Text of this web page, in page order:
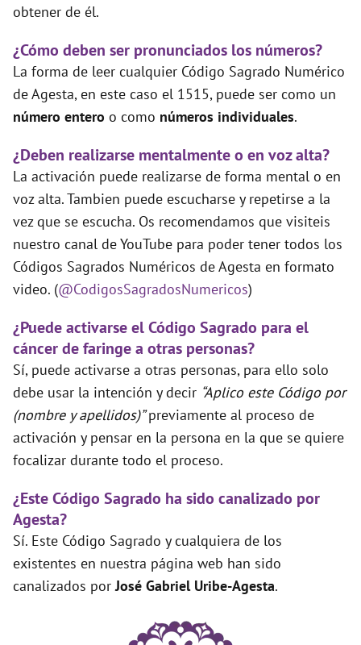
obtener de él.
¿Cómo deben ser pronunciados los números?
La forma de leer cualquier Código Sagrado Numérico
de Agesta, en este caso el 1515, puede ser como un
número entero o como números individuales.
¿Deben realizarse mentalmente o en voz alta?
La activación puede realizarse de forma mental o en
voz alta. Tambien puede escucharse y repetirse a la
vez que se escucha. Os recomendamos que visiteis
nuestro canal de YouTube para poder tener todos los
Códigos Sagrados Numéricos de Agesta en formato
video. (@CodigosSagradosNumericos)
¿Puede activarse el Código Sagrado para el
cáncer de faringe a otras personas?
Sí, puede activarse a otras personas, para ello solo
debe usar la intención y decir “Aplico este Código por
(nombre y apellidos)”previamente al proceso de
activación y pensar en la persona en la que se quiere
focalizar durante todo el proceso.
¿Este Código Sagrado ha sido canalizado por
Agesta?
Sí. Este Código Sagrado y cualquiera de los
existentes en nuestra página web han sido
canalizados porJosé Gabriel Uribe-Agesta.